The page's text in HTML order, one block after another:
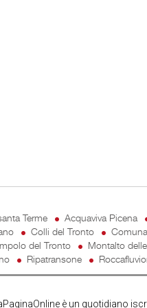
Terme Acquaviva Picena
Colli del Tronto
del Tronto
Montalto
Ripatransone
è un quotidiano